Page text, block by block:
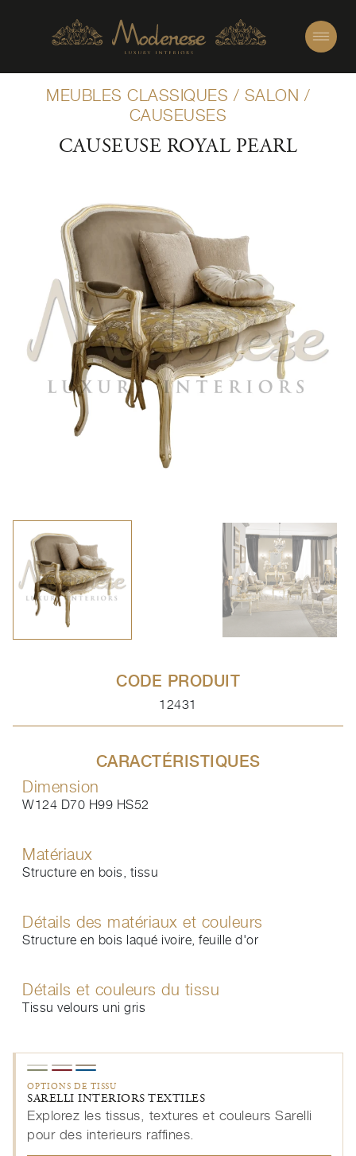
MEUBLES CLASSIQUES / SALON /
CAUSEUSES
CAUSEUSE ROYAL PEARL
CODE PRODUIT
12431
CARACTÉRISTIQUES
Dimension
W124 D70 H99 HS52
Matériaux
Structure en bois, tissu
Détails des matériaux et couleurs
Structure en bois laqué ivoire, feuille d'or
Détails et couleurs du tissu
Tissu velours uni gris
OPTIONS DE TISSU
SARELLI INTERIORS TEXTILES
Explorez les tissus, textures et couleurs Sarelli
pour des interieurs raffines.